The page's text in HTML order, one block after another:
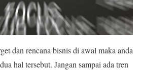
dan rencana bisnis di awal maka anda
hal tersebut. Jangan sampai ada tren